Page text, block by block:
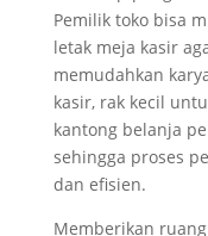
Pemilik toko bisa
letak meja kasir
memudahkan
kasir, rak kecil
kantong belanja
sehingga proses
dan efisien.
Memberikan